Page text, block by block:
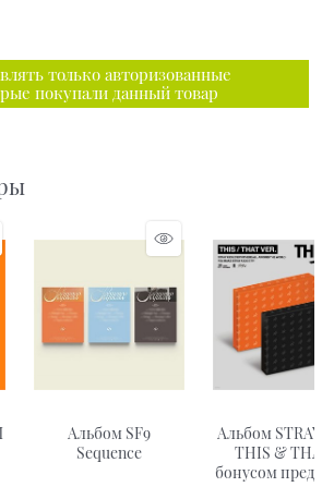
только авторизованные
покупали данный товар
Альбом SF9
Sequence
Альбом
THIS &
бонусом